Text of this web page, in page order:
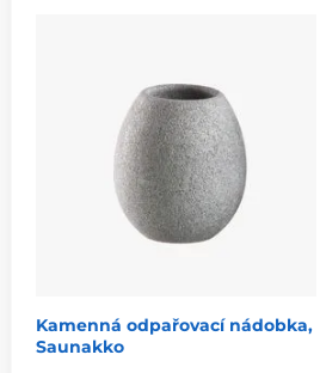
Kamenná odpařovací nádobka,
Saunakko